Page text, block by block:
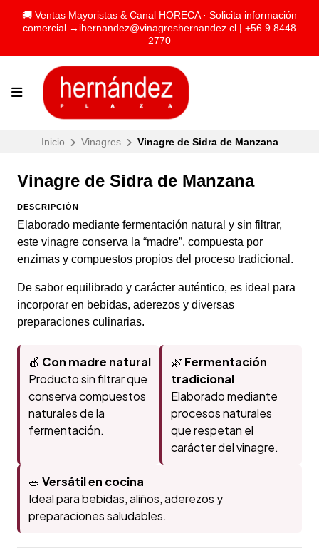
🚚 Ventas Mayoristas & Canal HORECA · Solicita información
comercial → ihernandez@vinagreshernandez.cl | +56 9 8448
2770
Inicio Vinagres Vinagre de Sidra de Manzana
Vinagre de Sidra de Manzana
DESCRIPCIÓN
Elaborado mediante fermentación natural y sin filtrar,
este vinagre conserva la “madre”, compuesta por
enzimas y compuestos propios del proceso tradicional.
De sabor equilibrado y carácter auténtico, es ideal para
incorporar en bebidas, aderezos y diversas
preparaciones culinarias.
🍎 Con madre natural
Producto sin filtrar que
conserva compuestos
naturales de la
fermentación.
🌿 Fermentación
tradicional
Elaborado mediante
procesos naturales
que respetan el
carácter del vinagre.
🥗 Versátil en cocina
Ideal para bebidas, aliños, aderezos y
preparaciones saludables.